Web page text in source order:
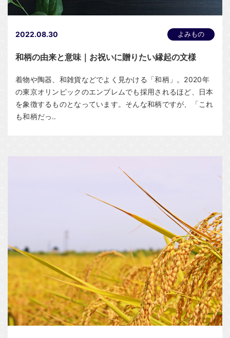
2022.08.30 よみもの
和柄の由来と意味｜お祝いに贈りたい縁起の文様
着物や陶器、和雑貨などでよく見かける「和柄」。2020年
の東京オリンピックのエンブレムでも採用されるほど、日本
を象徴するものとなっています。そんな和柄ですが、「これ
も和柄だっ‥